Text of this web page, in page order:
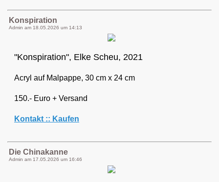
Konspiration
Admin am 18.05.2026 um 14:13
"Konspiration", Elke Scheu, 2021
Acryl auf Malpappe, 30 cm x 24 cm
150.- Euro + Versand
Kontakt :: Kaufen
Die Chinakanne
Admin am 17.05.2026 um 16:46